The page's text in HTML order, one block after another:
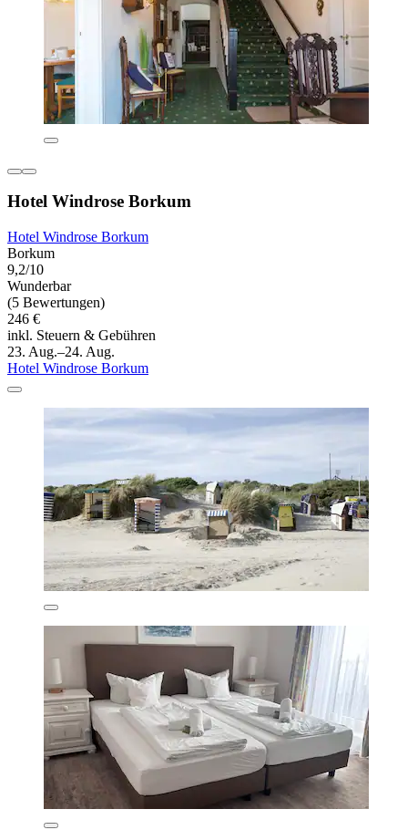
Hotel Windrose Borkum
Hotel Windrose Borkum
Borkum
9,2/10
Wunderbar
(5 Bewertungen)
246 €
inkl. Steuern & Gebühren
23. Aug.–24. Aug.
Hotel Windrose Borkum